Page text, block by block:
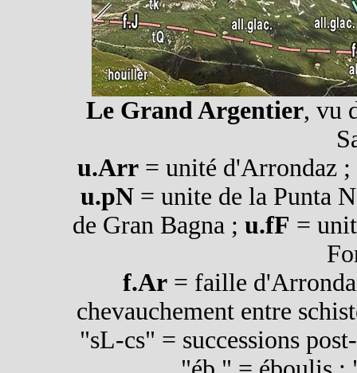
Le Grand Argentier, vu
u.Arr = unité d'Arrondaz ;
u.pN = unite de la Punta
de Gran Bagna ;u.fF =
f.Ar = faille
chevauchement entre
"sL-cs" = successions